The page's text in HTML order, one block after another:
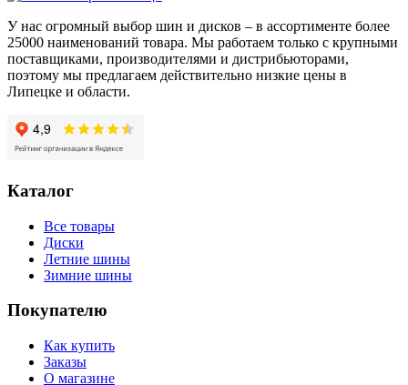
У нас огромный выбор шин и дисков – в ассортименте более
25000 наименований товара. Мы работаем только с крупными
поставщиками, производителями и дистрибьюторами,
поэтому мы предлагаем действительно низкие цены в
Липецке и области.
Каталог
Все товары
Диски
Летние шины
Зимние шины
Покупателю
Как купить
Заказы
О магазине